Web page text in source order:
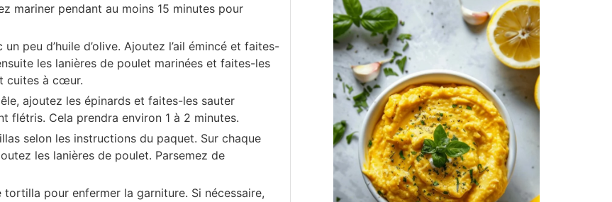
mariner pendant au moins 15 minutes pour
peu d’huile d’olive. Ajoutez l’ail émincé et faites-
les lanières de poulet marinées et faites-les
cuites à cœur.
ajoutez les épinards et faites-les sauter
flétris. Cela prendra environ 1 à 2 minutes.
selon les instructions du paquet. Sur chaque
les lanières de poulet. Parsemez de
pour enfermer la garniture. Si nécessaire,